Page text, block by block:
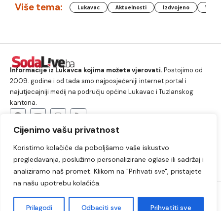
Cijenimo vašu privatnost
Koristimo kolačiće da poboljšamo vaše iskustvo
pregledavanja, poslužimo personalizirane oglase ili sadržaj i
analiziramo naš promet. Klikom na "Prihvati sve", pristajete
na našu upotrebu kolačića.
Prilagodi Odbaciti sve Prihvatiti sve
Više tema: Lukavac Aktuelnosti Izdvojeno
Informacije iz Lukavca kojima možete vjerovati.Postojimo od
2009. godine i od tada smo najposjećeniji internet portal i
najutjecajniji medij na području općine Lukavac i Tuzlanskog
kantona.
Lukavac Društvo Crna hronika
Sport
Kultura
Kolumne Slobodno vrijeme